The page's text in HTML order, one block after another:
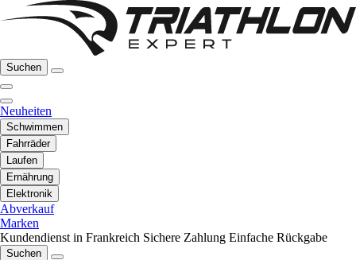
Suchen
Neuheiten
Schwimmen
Fahrräder
Laufen
Ernährung
Elektronik
Abverkauf
Marken
Kundendienst in Frankreich Sichere Zahlung Einfache Rückgabe
Suchen